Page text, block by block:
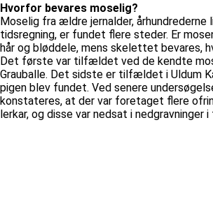
Hvorfor bevares moselig?
Moselig fra ældre jernalder, århundrederne
tidsregning, er fundet flere steder. Er
hår og bløddele, mens skelettet bevares,
Det første var tilfældet ved de kendte
Grauballe. Det sidste er tilfældet i Uldum
pigen blev fundet. Ved senere
konstateres, at der var foretaget flere
lerkar, og disse var nedsat i nedgravninger